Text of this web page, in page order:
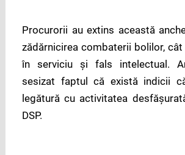
Procurorii au extins această
zădărnicirea combaterii bolilor,
în serviciu și fals intelectual.
sesizat faptul că există indicii
legătură cu activitatea
DSP.